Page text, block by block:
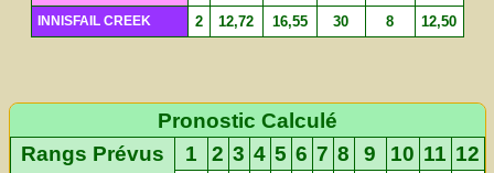
INNISFAIL CREEK 2 12,72 16,55 30 8 12,50
Pronostic Calculé
Rangs Prévus
1 2 3 4 5 6 7 8 9 10 11 12